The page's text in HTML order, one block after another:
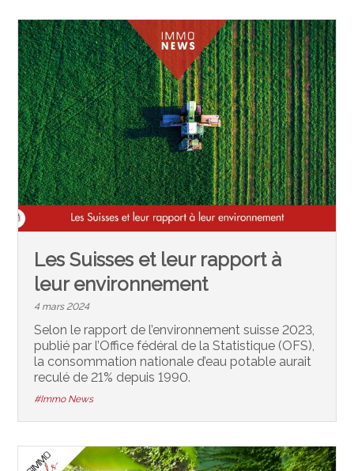
Les Suisses et leur rapport à
leur environnement
4 mars 2024
Selon le rapport de l’environnement suisse 2023,
publié par l’Office fédéral de la Statistique (OFS),
la consommation nationale d’eau potable aurait
reculé de 21% depuis 1990.
#Immo News